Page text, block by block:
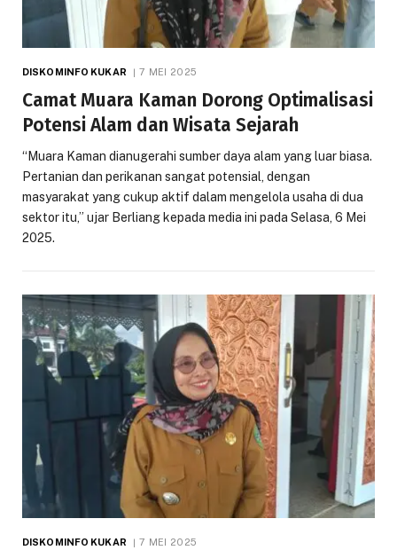
DISKOMINFO KUKAR 7 MEI 2025
Camat Muara Kaman Dorong Optimalisasi
Potensi Alam dan Wisata Sejarah
“Muara Kaman dianugerahi sumber daya alam yang luar biasa.
Pertanian dan perikanan sangat potensial, dengan
masyarakat yang cukup aktif dalam mengelola usaha di dua
sektor itu,” ujar Berliang kepada media ini pada Selasa, 6 Mei
2025.
DISKOMINFO KUKAR 7 MEI 2025